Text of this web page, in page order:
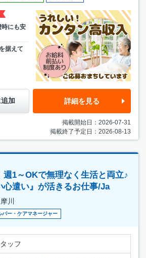
にも安
据えて
加 詳細を見る
掲載開始日：2026-07-31
掲載終了予定日：2026-08-13
週1～OKで無理なく生活と両立♪
心遣い』が活きるお仕事/Ja
川
パー・ケアマネージャー
ッフ